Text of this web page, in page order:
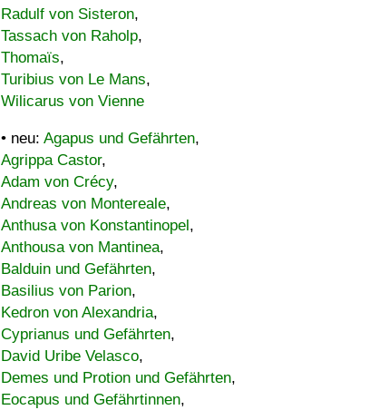
Radulf von Sisteron,
Tassach von Raholp,
Thomaïs,
Turibius von Le Mans,
Wilicarus von Vienne
• neu: Agapus und Gefährten,
Agrippa Castor,
Adam von Crécy,
Andreas von Montereale,
Anthusa von Konstantinopel,
Anthousa von Mantinea,
Balduin und Gefährten,
Basilius von Parion,
Kedron von Alexandria,
Cyprianus und Gefährten,
David Uribe Velasco,
Demes und Protion und Gefährten,
Eocapus und Gefährtinnen,